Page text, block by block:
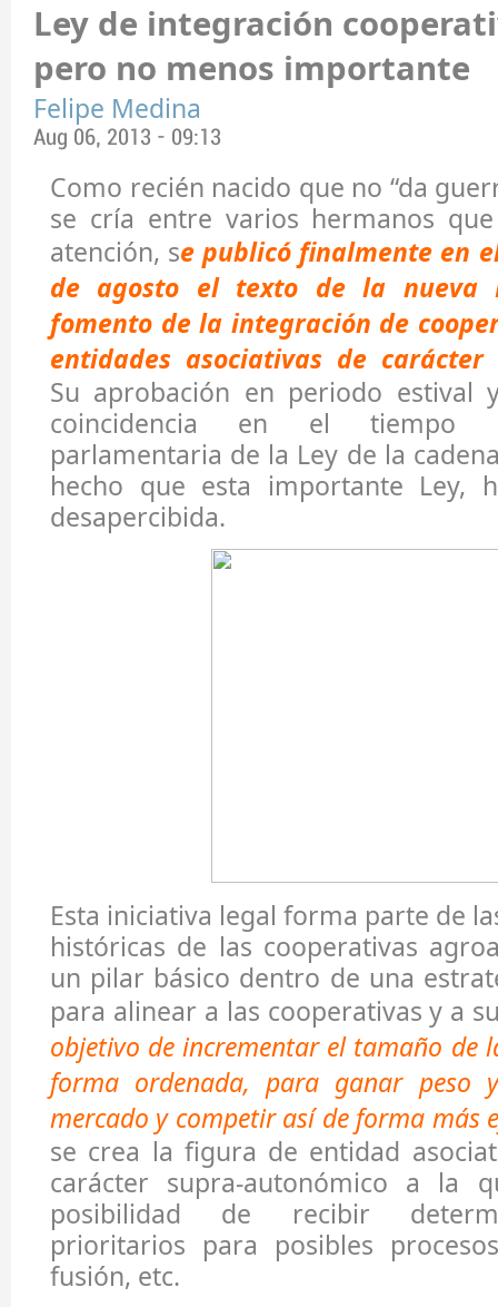
Ley de integración
pero no menos importante
Felipe Medina
Aug 06, 2013 - 09:13
Como recién nacido que no “da
se cría entre varios hermanos
atención, se publicó finalmente en
de agosto el texto de la nueva
fomento de la integración de
entidades asociativas de
Su aprobación en periodo estival
coincidencia en el tiempo
parlamentaria de la Ley de la
hecho que esta importante Ley,
desapercibida.
Esta iniciativa legal forma parte de
históricas de las cooperativas
un pilar básico dentro de una
para alinear a las cooperativas y a
objetivo de incrementar el tamaño de
forma ordenada, para ganar peso
mercado y competir así de forma más
se crea la figura de entidad
carácter supra-autonómico a la
posibilidad de recibir
prioritarios para posibles
fusión, etc.